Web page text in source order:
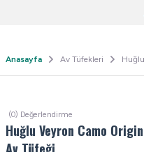
Anasayfa Av Tüfekleri
(0) Değerlendirme
Huğlu Veyron Camo